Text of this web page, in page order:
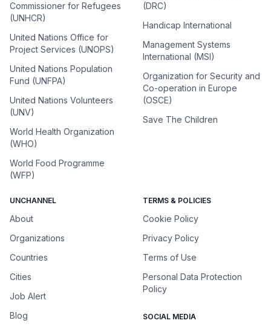
Commissioner for Refugees
(UNHCR)
United Nations Office for
Project Services (UNOPS)
United Nations Population
Fund (UNFPA)
United Nations Volunteers
(UNV)
World Health Organization
(WHO)
World Food Programme
(WFP)
(DRC)
Handicap International
Management Systems
International (MSI)
Organization for Security and
Co-operation in Europe
(OSCE)
Save The Children
UNCHANNEL
About
Organizations
Countries
Cities
Job Alert
Blog
TERMS & POLICIES
Cookie Policy
Privacy Policy
Terms of Use
Personal Data Protection
Policy
SOCIAL MEDIA